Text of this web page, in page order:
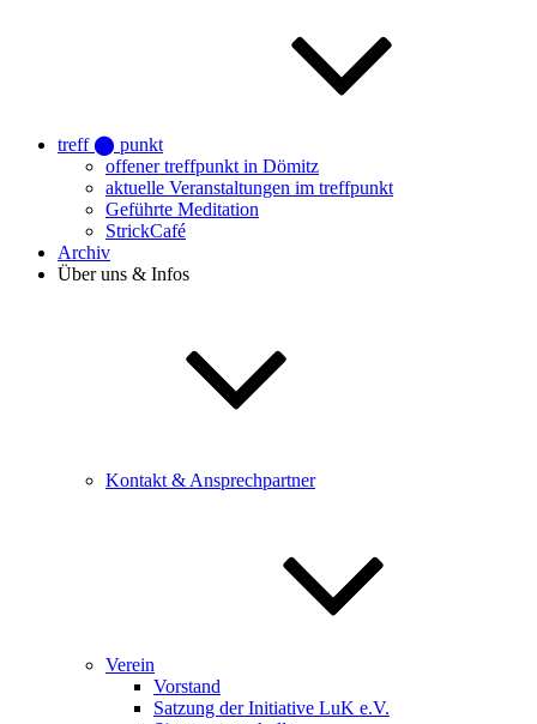
treff ⬤ punkt
offener treffpunkt in Dömitz
aktuelle Veranstaltungen im treffpunkt
Geführte Meditation
StrickCafé
Archiv
Über uns & Infos
Kontakt & Ansprechpartner
Verein
Vorstand
Satzung der Initiative LuK e.V.